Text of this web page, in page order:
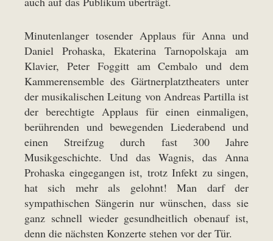
Minutenlanger tosender Applaus für Anna und
Daniel Prohaska, Ekaterina Tarnopolskaja am
Klavier, Peter Foggitt am Cembalo und dem
Kammerensemble des Gärtnerplatztheaters unter
der musikalischen Leitung von Andreas Partilla ist
der berechtigte Applaus für einen einmaligen,
berührenden und bewegenden Liederabend und
einen Streifzug durch fast 300 Jahre
Musikgeschichte. Und das Wagnis, das Anna
Prohaska eingegangen ist, trotz Infekt zu singen,
hat sich mehr als gelohnt! Man darf der
sympathischen Sängerin nur wünschen, dass sie
ganz schnell wieder gesundheitlich obenauf ist,
denn die nächsten Konzerte stehen vor der Tür.